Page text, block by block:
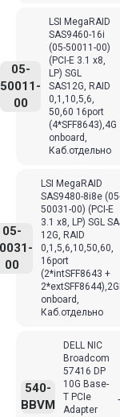
LSI MegaRAID
SAS9460-16i
(05-50011-00)
(PCI-E 3.1 x8,
LP) SGL
SAS12G, RAID
0,1,10,5,6,
50,60 16port
(4*SFF8643),4G
onboard,
Каб.отдельно
05-
50011-
00
LSI MegaRAID
SAS9480-8i8e
50031-00) (PCI-E
3.1 x8, LP) SGL
12G, RAID
0,1,5,6,10,50,60,
16port
(2*intSFF8643 +
onboard,
Каб.отдельно
05-
00
DELL NIC
Broadcom
57416 DP
10G Base-
T PCIe
Adapter
540-
BBVM